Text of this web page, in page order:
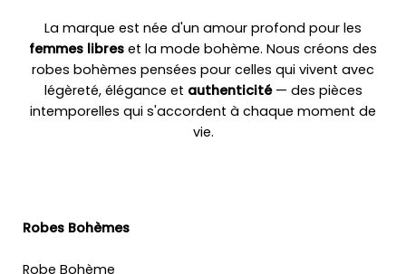
La marque est née d'un amour profond pour les
femmes libres et la mode bohème. Nous créons des
robes bohèmes pensées pour celles qui vivent avec
légèreté, élégance et authenticité— des pièces
intemporelles qui s'accordent à chaque moment de
vie.
Robes Bohèmes
Robe Bohème